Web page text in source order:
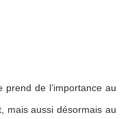
de l’importance au
mais aussi désormais au